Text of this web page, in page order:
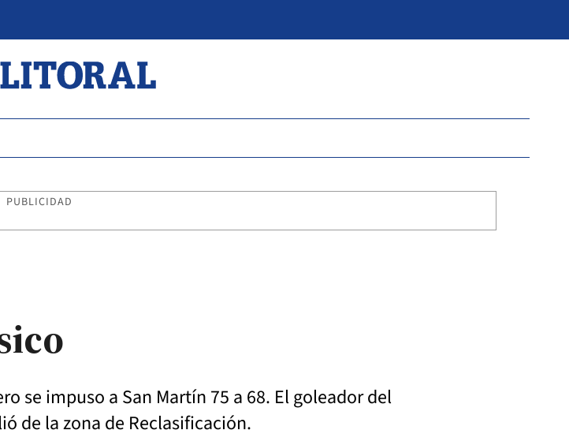
PUBLICIDAD
se impuso a San Martín 75 a 68. El goleador del
de la zona de Reclasificación.